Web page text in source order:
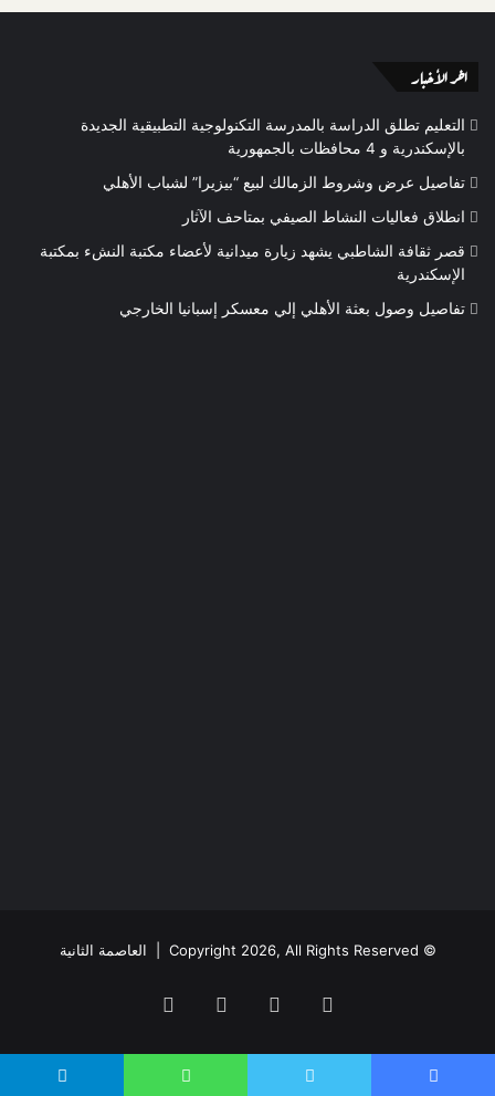
اخر الأخبار
التعليم تطلق الدراسة بالمدرسة التكنولوجية التطبيقية الجديدة
بالإسكندرية و 4 محافظات بالجمهورية
تفاصيل عرض وشروط الزمالك لبيع “بيزيرا” لشباب الأهلي
انطلاق فعاليات النشاط الصيفي بمتاحف الآثار
قصر ثقافة الشاطبي يشهد زيارة ميدانية لأعضاء مكتبة النشء بمكتبة
الإسكندرية
تفاصيل وصول بعثة الأهلي إلي معسكر إسبانيا الخارجي
© Copyright 2026, All Rights Reserved | العاصمة الثانية
فيسبوك يوتيوب انستقرام
الموقع